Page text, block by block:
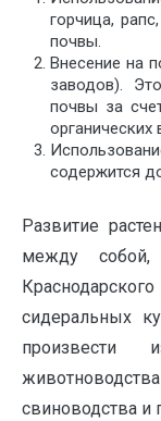
горчица,
почвы.
Внесение на
заводов).
почвы за
органических
содержится
Развитие
между собой,
сидеральных
произвести
свиноводства и